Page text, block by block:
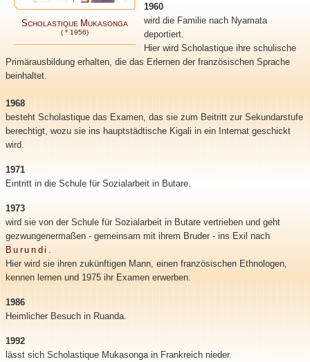
SCHOLASTIQUE MUKASONGA
( * 1956)
1960
wird die Familie nach Nyamata
deportiert.
Hier wird Scholastique ihre schulische
Primärausbildung erhalten, die das Erlernen der französischen Sprache
beinhaltet.
1968
besteht Scholastique das Examen, das sie zum Beitritt zur Sekundarstufe
berechtigt, wozu sie ins hauptstädtische Kigali in ein Internat geschickt
wird.
1971
Eintritt in die Schule für Sozialarbeit in Butare.
1973
wird sie von der Schule für Sozialarbeit in Butare vertrieben und geht
gezwungenermaßen - gemeinsam mit ihrem Bruder - ins Exil nach
Burundi
Hier wird sie ihren zukünftigen Mann, einen französischen Ethnologen,
kennen lernen und 1975 ihr Examen erwerben.
1986
Heimlicher Besuch in Ruanda.
1992
lässt sich Scholastique Mukasonga in Frankreich nieder.